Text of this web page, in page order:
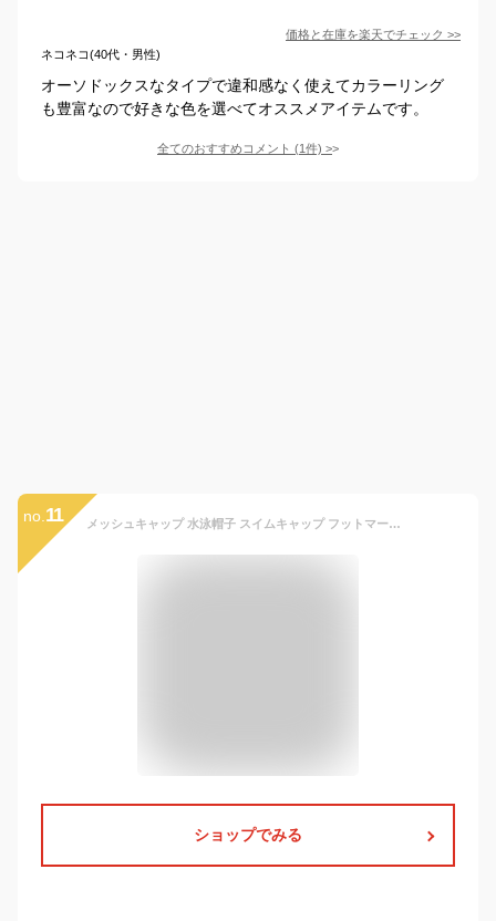
価格と在庫を楽天でチェック >>
ネコネコ(40代・男性)
オーソドックスなタイプで違和感なく使えてカラーリング
も豊富なので好きな色を選べてオススメアイテムです。
全てのおすすめコメント (1件) >
no. 11 メッシュキャップ 水泳帽子 スイムキャップ フットマーク M L カラー 学校指定 スイミング 水泳 プール 海 夏 男子 女子 男の子 女の子 男児 女児 子供 子ども こども キッズ ジュニア 水泳帽スイミング保育園幼稚園小学生中学生小学校中学校gds
ショップでみる